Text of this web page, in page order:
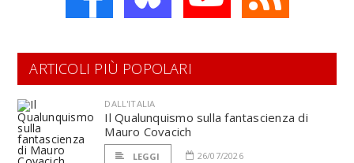
ARTICOLI PIÙ POPOLARI
DALL'ITALIA
Il Qualunquismo sulla fantascienza di
Mauro Covacich
LEGGI 26/07/2026